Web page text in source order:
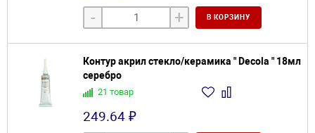
- + В КОРЗИНУ
Контур акрил стекло/керамика " Decola " 18мл
серебро
21 товар
249.64 ₽